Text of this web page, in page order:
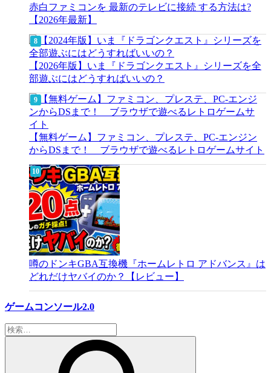
赤白ファミコンを 最新のテレビに接続 する方法は?
【2026年最新】
【2026年版】いま『ドラゴンクエスト』シリーズを全
部遊ぶにはどうすればいいの？
【無料ゲーム】ファミコン、プレステ、PC-エンジン
からDSまで！ ブラウザで遊べるレトロゲームサイト
噂のドンキGBA互換機『ホームレトロ アドバンス』は
どれだけヤバイのか？【レビュー】
ゲームコンソール2.0
検
索: